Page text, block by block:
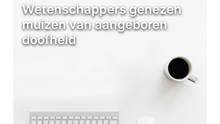
Wetenschappers genezen
muizen van aangeboren
doofheid